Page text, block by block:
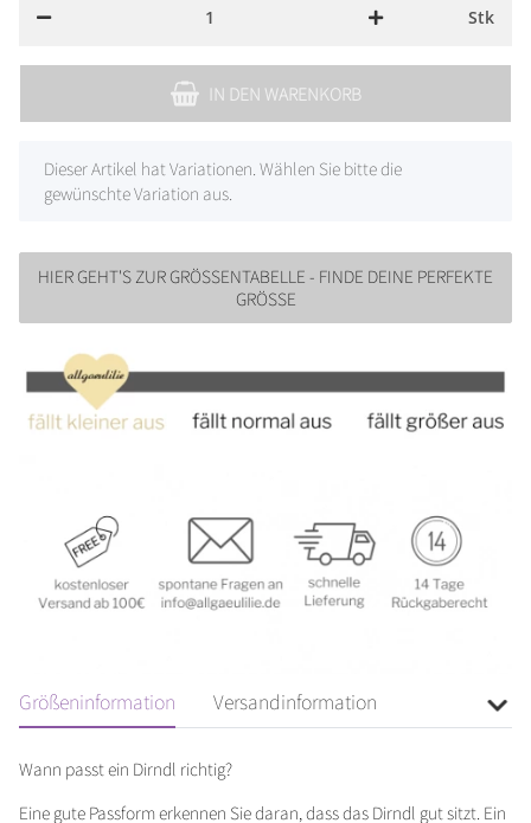
Stk
IN DEN WARENKORB
xDieser Artikel hat Variationen. Wählen Sie bitte die
gewünschte Variation aus.
HIER GEHT'S ZUR GRÖSSENTABELLE - FINDE DEINE PERFEKTE G
RÖSSE
Größeninformation Versandinformation
Wann passt ein Dirndl richtig?
Eine gute Passform erkennen Sie daran, dass das Dirndl gut sitzt. Ein